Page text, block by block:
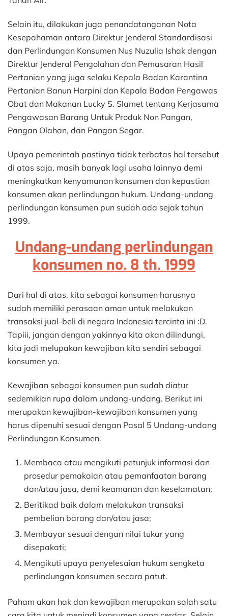
Selain itu, dilakukan juga penandatanganan Nota
Kesepahaman antara Direktur Jenderal Standardisasi
dan Perlindungan Konsumen Nus Nuzulia Ishak dengan
Direktur Jenderal Pengolahan dan Pemasaran Hasil
Pertanian yang juga selaku Kepala Badan Karantina
Pertanian Banun Harpini dan Kepala Badan Pengawas
Obat dan Makanan Lucky S. Slamet tentang Kerjasama
Pengawasan Barang Untuk Produk Non Pangan,
Pangan Olahan, dan Pangan Segar.
Upaya pemerintah pastinya tidak terbatas hal tersebut
di atas saja, masih banyak lagi usaha lainnya demi
meningkatkan kenyamanan konsumen dan kepastian
konsumen akan perlindungan hukum. Undang-undang
perlindungan konsumen pun sudah ada sejak tahun
1999.
Undang-undang perlindungan
konsumen no. 8 th. 1999
Dari hal di atas, kita sebagai konsumen harusnya
sudah memiliki perasaan aman untuk melakukan
transaksi jual-beli di negara Indonesia tercinta ini :D.
Tapiii, jangan dengan yakinnya kita akan dilindungi,
kita jadi melupakan kewajiban kita sendiri sebagai
konsumen ya.
Kewajiban sebagai konsumen pun sudah diatur
sedemikian rupa dalam undang-undang. Berikut ini
merupakan kewajiban-kewajiban konsumen yang
harus dipenuhi sesuai dengan Pasal 5 Undang-undang
Perlindungan Konsumen.
Membaca atau mengikuti petunjuk informasi dan
prosedur pemakaian atau pemanfaatan barang
dan/atau jasa, demi keamanan dan keselamatan;
Beritikad baik dalam melakukan transaksi
pembelian barang dan/atau jasa;
Membayar sesuai dengan nilai tukar yang
disepakati;
Mengikuti upaya penyelesaian hukum sengketa
perlindungan konsumen secara patut.
Paham akan hak dan kewajiban merupakan salah satu